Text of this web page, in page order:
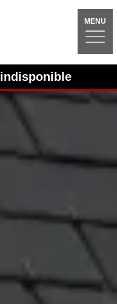
MENU
indisponible